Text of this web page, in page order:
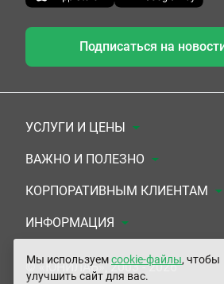
Подписаться на
УСЛУГИ И ЦЕНЫ
Анализы
Комплексы
УЗИ
ЭКГ/Холтер/СМАД
ВАЖНО И ПОЛЕЗНО
Документы для заключения
Система скидок
Подарочные сертификаты
КОРПОРАТИВНЫМ КЛИЕНТАМ
Медицинским организациям
Прочим организациям
ИНФОРМАЦИЯ
О Компании
© «ЮНИЛАБ», 2003 - 2026
Мы используемcookie-файлы, чтобы
улучшить сайт для вас.